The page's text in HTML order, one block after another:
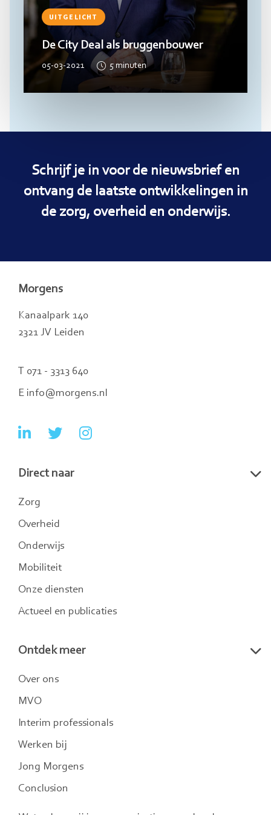
UITGELICHT
De City Deal als bruggenbouwer
05-03-2021 5 minuten
Schrijf je in voor de nieuwsbrief en
ontvang de laatste ontwikkelingen in
de zorg, overheid en onderwijs.
Morgens
Kanaalpark 140
2321 JV Leiden
T 071 - 3313 640
E info@morgens.nl
Ga
LinkedIn
Ga
Twitter
Ga
Direct naar
Zorg
Overheid
Onderwijs
Mobiliteit
Onze diensten
Actueel en publicaties
Ontdek meer
Over ons
MVO
Interim professionals
Werken bij
Jong Morgens
Conclusion